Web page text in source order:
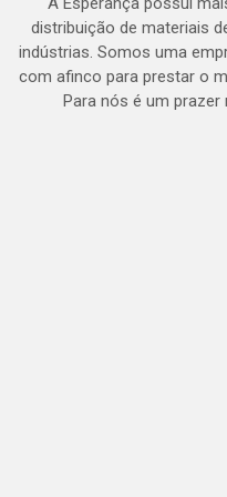
distribuição de materiais
indústrias. Somos uma
com afinco para prestar o
Para nós é um